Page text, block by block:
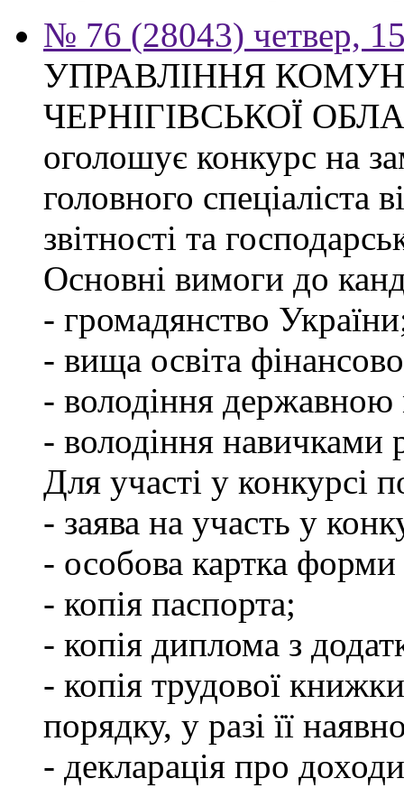
№ 76 (28043) четвер,
УПРАВЛІННЯ
ЧЕРНІГІВСЬКОЇ
оголошує конкурс на
головного спеціаліста
звітності та
Основні вимоги до
- громадянство
- вища освіта
- володіння
- володіння навичками
Для участі у конкурсі
- заява на участь у
- особова картка
- копія паспорта;
- копія диплома з
- копія трудової
порядку, у разі її
- декларація про